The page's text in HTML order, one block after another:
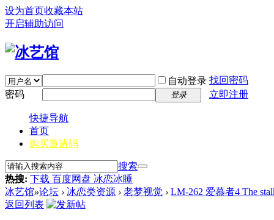
设为首页收藏本站
开启辅助访问
自动登录 找回密码
密码
登录 立即注册
快捷导航
首页
购买邀请码
搜索
热搜: 下载 百度网盘 冰恋冰睡
冰艺馆»论坛 › 冰恋类资源 › 老梦视觉 › LM-262 爱慕者4 The
返回列表